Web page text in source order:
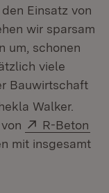
Einsatz von
wir sparsam
um, schonen
viele
Bauwirtschaft
Walker.
Extern:
R-Beton
mit insgesamt